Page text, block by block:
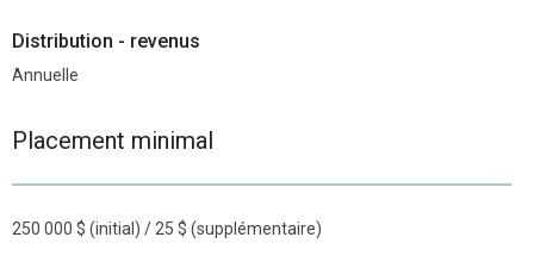
Distribution - revenus
Annuelle
Placement minimal
250 000 $ (initial) / 25 $ (supplémentaire)